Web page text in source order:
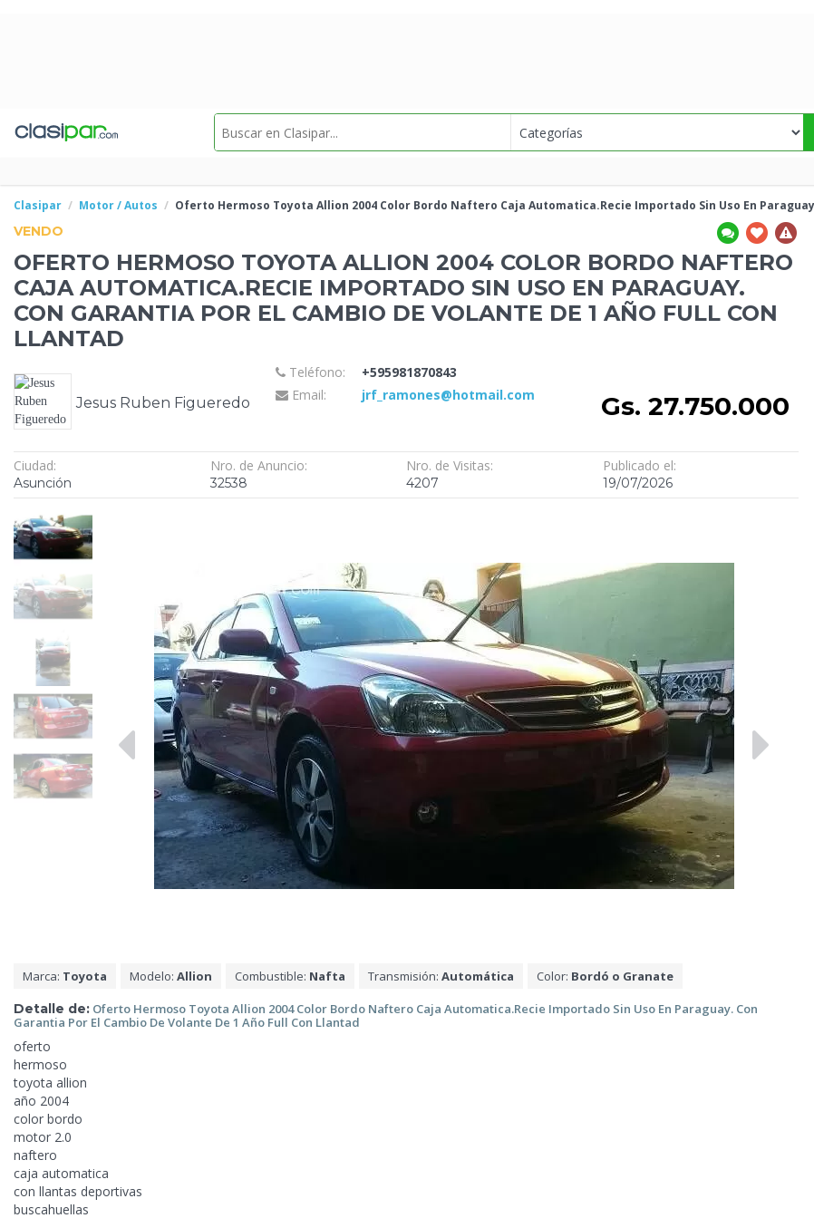
Clasipar Motor / Autos Oferto Hermoso Toyota Allion 2004 Color Bordo Naftero Caja Automatica.Recie Importado Sin Uso En
VENDO
OFERTO HERMOSO TOYOTA ALLION 2004 COLOR BORDO NAFTERO
CAJA AUTOMATICA.RECIE IMPORTADO SIN USO EN PARAGUAY.
CON GARANTIA POR EL CAMBIO DE VOLANTE DE 1 AÑO FULL CON
LLANTAD
Jesus Ruben Figueredo
Teléfono:
+595981870843
Email:
jrf_ramones@hotmail.com Gs. 27.750.000
Ciudad:
Asunción
Nro. de Anuncio:
32538
Nro. de Visitas:
4207
Publicado el:
19/07/2026
Marca: Toyota Modelo: Allion Combustible: Nafta Transmisión: Automática Color: Bordó o Granate
Detalle de: Oferto Hermoso Toyota Allion 2004 Color Bordo Naftero Caja Automatica.Recie Importado Sin Uso En Paraguay. Con
Garantia Por El Cambio De Volante De 1 Año Full Con Llantad
oferto
hermoso
toyota allion
año 2004
color bordo
motor 2.0
naftero
caja automatica
con llantas deportivas
buscahuellas